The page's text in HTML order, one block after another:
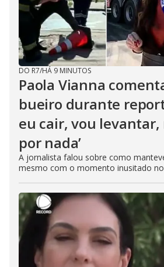
DO R7/HÁ 9 MINUTOS
Paola Vianna
bueiro durante
eu cair, vou levantar,
por nada’
A jornalista falou sobre como
mesmo com o momento inusitado